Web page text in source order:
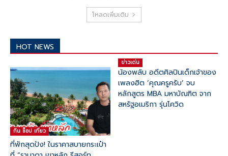
โหลดเพิ่มเติม
HOT NEWS
กิน ช๊อป เที่ยว
ที่พักสุดปัง! ในราคาสบายกระเป๋า
ข่าวเด่น
น้องพลับ อดีตศิลปินเด็กเจ้าของ
เพลงฮิต ‘คุณครูครับ’ จบ
หลักสูตร MBA มหาบัณฑิต จาก
สหรัฐอเมริกา รุ่นโควิด